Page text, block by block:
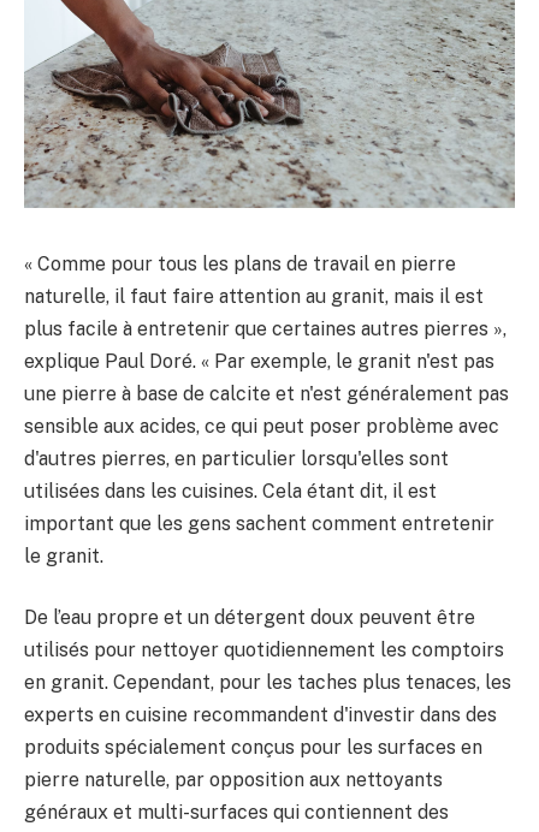
« Comme pour tous les plans de travail en pierre
naturelle, il faut faire attention au granit, mais il est
plus facile à entretenir que certaines autres pierres »,
explique Paul Doré. « Par exemple, le granit n'est pas
une pierre à base de calcite et n'est généralement pas
sensible aux acides, ce qui peut poser problème avec
d'autres pierres, en particulier lorsqu'elles sont
utilisées dans les cuisines. Cela étant dit, il est
important que les gens sachent comment entretenir
le granit.
De l’eau propre et un détergent doux peuvent être
utilisés pour nettoyer quotidiennement les comptoirs
en granit. Cependant, pour les taches plus tenaces, les
experts en cuisine recommandent d'investir dans des
produits spécialement conçus pour les surfaces en
pierre naturelle, par opposition aux nettoyants
généraux et multi-surfaces qui contiennent des